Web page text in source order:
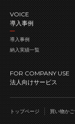
VOICE
導入事例
導入事例
納入実績一覧
FOR COMPANY USE
法人向けサービス
トップページ 買い物かご